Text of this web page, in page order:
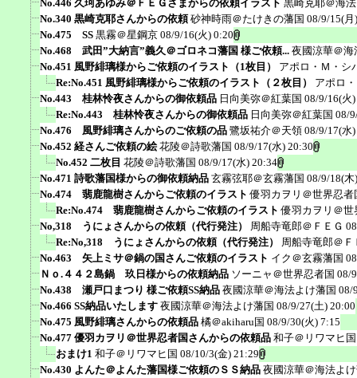
No.446 久珂あゆみ＠ＦＥＧさまからの依頼イラスト 黒崎克耶＠海
No.340 黒崎克耶さんからの依頼 砂神時雨＠たけきの藩国 08/9/15(月
No.475 SS 黒霧＠星鋼京 08/9/16(火) 0:20
No.468 武田”大納言”義久＠ゴロネコ藩国 様ご依頼... 夜國涼華＠海
No.451 風野緋璃様からご依頼のイラスト（1枚目）
アポロ・Ｍ・シ
Re:No.451 風野緋璃様からご依頼のイラスト（２枚目）
アポロ
No.443 桂林怜夜さんからの御依頼品 日向美弥＠紅葉国 08/9/16(火
Re:No.443 桂林怜夜さんからの御依頼品 日向美弥＠紅葉国 08/
No.476 風野緋璃さんからのご依頼の品 鷺坂祐介＠天領 08/9/17(水
No.452 経さんご依頼の絵 花陵＠詩歌藩国 08/9/17(水) 20:30
No.452 二枚目 花陵＠詩歌藩国 08/9/17(水) 20:34
No.471 詩歌藩国様からの御依頼納品 玄霧弦耶＠玄霧藩国 08/9/18(木
No.474 翡鹿龍樹さんからご依頼のイラスト 優羽カヲリ＠世界忍者
Re:No.474 翡鹿龍樹さんからご依頼のイラスト 優羽カヲリ＠世
No,318 うにょさんからの依頼（代行発注）
周船寺竜郎＠ＦＥＧ
Re:No,318 うにょさんからの依頼（代行発注）
周船寺竜郎＠Ｆ
No.463 矢上ミサ＠鍋の国さんご依頼のイラスト イク＠玄霧藩国
Ｎｏ.４４２島鍋 玖日様からの依頼納品 ソーニャ＠世界忍者国 08/
No.438 瀬戸口まつり 様ご依頼SS納品 夜國涼華＠海法よけ藩国 08/
No.466 SS納品いたします 夜國涼華＠海法よけ藩国 08/9/27(土) 20:00
No.475 風野緋璃さんからの依頼品 橘＠akiharu国 08/9/30(火) 7:15
No.477 優羽カヲリ＠世界忍者国さんからの依頼品 和子＠リワマヒ国
おまけ1 和子＠リワマヒ国 08/10/3(金) 21:29
No.430 よんた＠よんた藩国様ご依頼のＳＳ納品 夜國涼華＠海法よ